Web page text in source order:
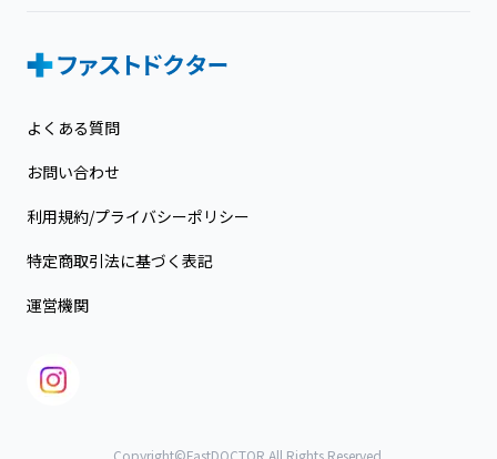
よくある質問
お問い合わせ
利用規約/プライバシーポリシー
特定商取引法に基づく表記
運営機関